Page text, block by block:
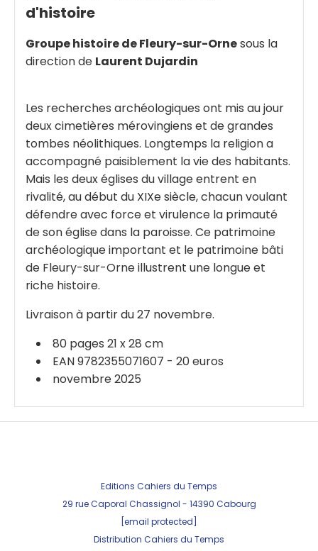
d'histoire
Groupe histoire de Fleury-sur-Ornesous la
direction de Laurent Dujardin
Les recherches archéologiques ont mis au jour
deux cimetières mérovingiens et de grandes
tombes néolithiques. Longtemps la religion a
accompagné paisiblement la vie des habitants.
Mais les deux églises du village entrent en
rivalité, au début du XIXe siècle, chacun voulant
défendre avec force et virulence la primauté
de son église dans la paroisse. Ce patrimoine
archéologique important et le patrimoine bâti
de Fleury-sur-Orne illustrent une longue et
riche histoire.
Livraison à partir du 27 novembre.
80 pages 21 x 28 cm
EAN 9782355071607 - 20 euros
novembre 2025
Editions Cahiers du Temps
29 rue Caporal Chassignol - 14390 Cabourg
[email protected]
Distribution Cahiers du Temps